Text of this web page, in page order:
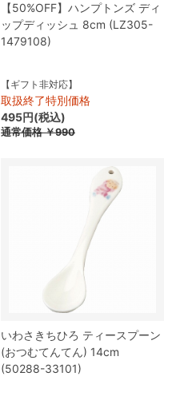
【50%OFF】ハンプトンズ ディ
ップディッシュ 8cm (LZ305-
1479108)
【ギフト非対応】
取扱終了特別価格
495円(税込)
通常価格￥990
いわさきちひろ ティースプーン
(おつむてんてん) 14cm
(50288-33101)